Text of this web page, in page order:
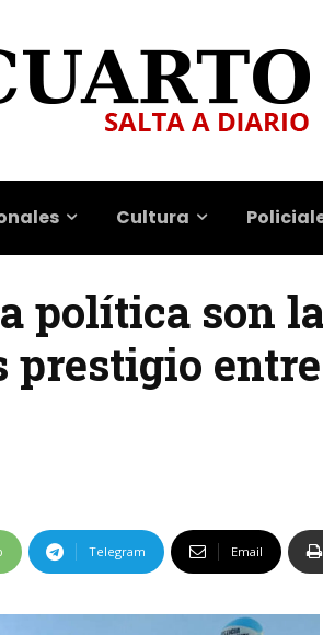
Cultura
política son
prestigio
Telegram Email